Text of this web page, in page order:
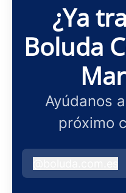
¿Ya
Boluda
Ayúdanos
próximo
boluda.com.es